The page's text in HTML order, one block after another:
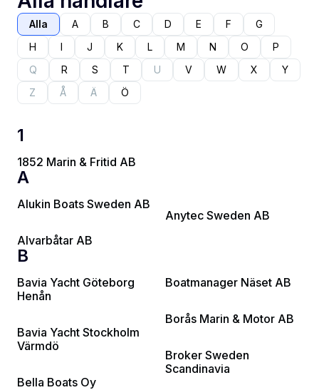
Alla A B C D E F
G
H
I J K L M N O
P
Q
R S T U V W X
Y
Z
Å Ä Ö
1
1852 Marin & Fritid AB
A
Alukin Boats Sweden AB
Alvarbåtar AB
Anytec Sweden AB
B
Bavia Yacht Göteborg
Henån
Bavia Yacht Stockholm
Värmdö
Bella Boats Oy
Boatmanager Näset AB
Borås Marin & Motor AB
Broker Sweden
Scandinavia